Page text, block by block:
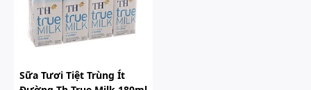
Sữa Tươi Tiệt Trùng Ít